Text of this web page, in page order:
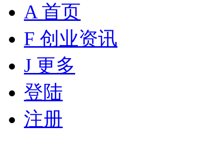
A 首页
F 创业资讯
J 更多
登陆
注册